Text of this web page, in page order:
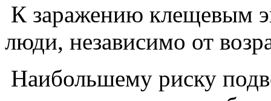
К заражению клещевым
люди, независимо от
Наибольшему риску